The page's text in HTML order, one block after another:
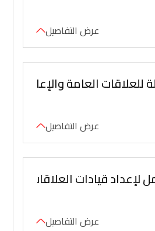
عرض التفاصيل
للعلاقات العامة والإعلام
عرض التفاصيل
لإعداد قيادات العلاقات
عرض التفاصيل